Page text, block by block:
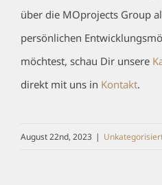
über die MOprojects Group
persönlichen
möchtest, schau Dir unsere
direkt mit uns in Kontakt.
August 22nd, 2023 |